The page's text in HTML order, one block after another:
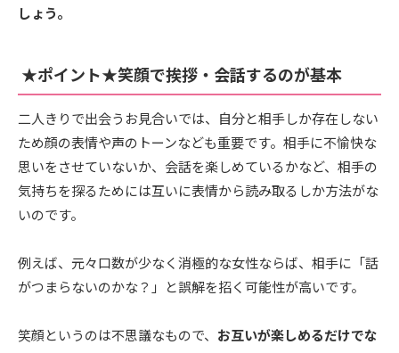
しょう。
★ポイント★笑顔で挨拶・会話するのが基本
二人きりで出会うお見合いでは、自分と相手しか存在しない
ため顔の表情や声のトーンなども重要です。相手に不愉快な
思いをさせていないか、会話を楽しめているかなど、相手の
気持ちを探るためには互いに表情から読み取るしか方法がな
いのです。
例えば、元々口数が少なく消極的な女性ならば、相手に「話
がつまらないのかな？」と誤解を招く可能性が高いです。
笑顔というのは不思議なもので、 お互いが楽しめるだけでな